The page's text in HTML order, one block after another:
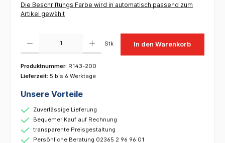
Die Beschriftungs Farbe wird in automatisch passend zum
Artikel gewählt
Stk In den Warenkorb
Produktnummer: R143-200
Lieferzeit: 5 bis 6 Werktage
Unsere Vorteile
Zuverlässige Lieferung
Bequemer Kauf auf Rechnung
transparente Preisgestaltung
Persönliche Beratung 02365 2 96 96 01